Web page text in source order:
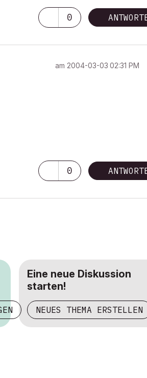
0
am ‎2004-03-03 02:31 PM
0
Eine neue Diskussion
starten!
NEUES THEMA ERSTELLEN